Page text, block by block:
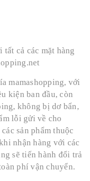
tất cả các mặt hàng
mamashopping, với
kiện ban đầu, còn
không bị dơ bẩn,
lỗi gửi về cho
sản phẩm thuộc
nhận hàng với các
sẽ tiến hành đổi trả
phí vận chuyển.